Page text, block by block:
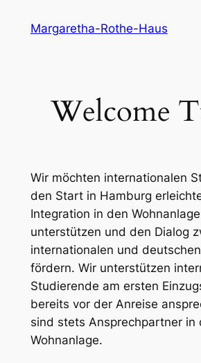
Margaretha-Rothe-Haus
Welcome
Wir möchten internationalen
den Start in Hamburg
Integration in den
unterstützen und den Dialog
internationalen und
fördern. Wir unterstützen
Studierende am ersten
bereits vor der Anreise
sind stets Ansprechpartner in
Wohnanlage.